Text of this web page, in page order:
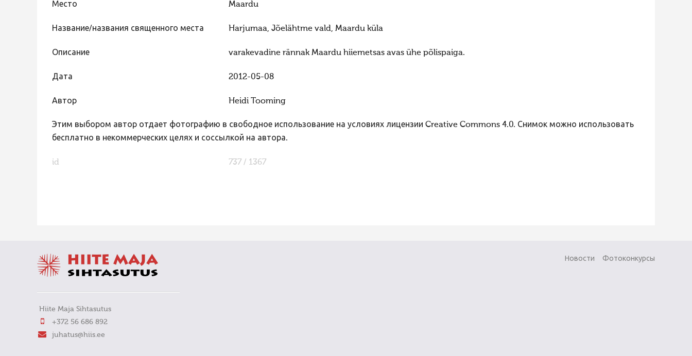
Место Maardu
Название/названия священного места Harjumaa, Jõelähtme vald, Maardu küla
Описание varakevadine rännak Maardu hiiemetsas avas ühe põlispaiga.
Дата 2012-05-08
Автор Heidi Tooming
Этим выбором автор отдает фотографию в свободное использование на условиях лицензии Creative Commons 4.0. Снимок можно использовать
бесплатно в некоммерческих целях и соссылкой на автора.
id 737 / 1367
Hiite Maja Sihtasutus
+372 56 686 892
juhatus@hiis.ee
Новости Фотоконкурсы